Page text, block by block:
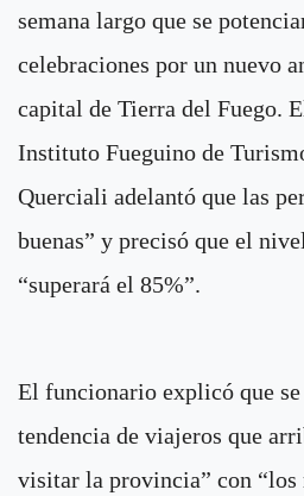
semana largo que se
celebraciones por un nuevo
capital de Tierra del Fuego.
Instituto Fueguino de
Querciali adelantó que las
buenas” y precisó que el
“superará el 85%”.
El funcionario explicó que
tendencia de viajeros que
visitar la provincia” con “los